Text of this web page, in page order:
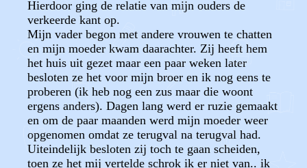
Hierdoor ging de relatie van mijn ouders de
verkeerde kant op.
Mijn vader begon met andere vrouwen te chatten
en mijn moeder kwam daarachter. Zij heeft hem
het huis uit gezet maar een paar weken later
besloten ze het voor mijn broer en ik nog eens te
proberen (ik heb nog een zus maar die woont
ergens anders). Dagen lang werd er ruzie gemaakt
en om de paar maanden werd mijn moeder weer
opgenomen omdat ze terugval na terugval had.
Uiteindelijk besloten zij toch te gaan scheiden,
toen ze het mij vertelde schrok ik er niet van.. ik